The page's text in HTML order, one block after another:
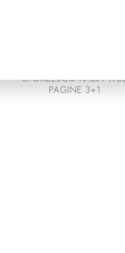
SFORZESCO ITALIA
PAGINE 3+1